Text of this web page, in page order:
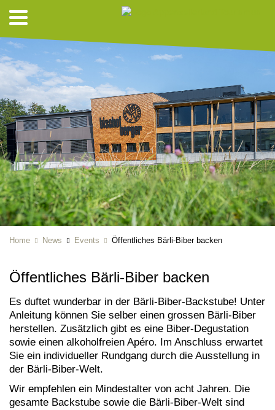
Home News Events Öffentliches Bärli-Biber backen
Öffentliches Bärli-Biber backen
Es duftet wunderbar in der Bärli-Biber-Backstube! Unter
Anleitung können Sie selber einen grossen Bärli-Biber
herstellen. Zusätzlich gibt es eine Biber-Degustation
sowie einen alkoholfreien Apéro. Im Anschluss erwartet
Sie ein individueller Rundgang durch die Ausstellung in
der Bärli-Biber-Welt.
Wir empfehlen ein Mindestalter von acht Jahren. Die
gesamte Backstube sowie die Bärli-Biber-Welt sind